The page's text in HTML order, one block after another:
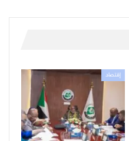
إقتصاد